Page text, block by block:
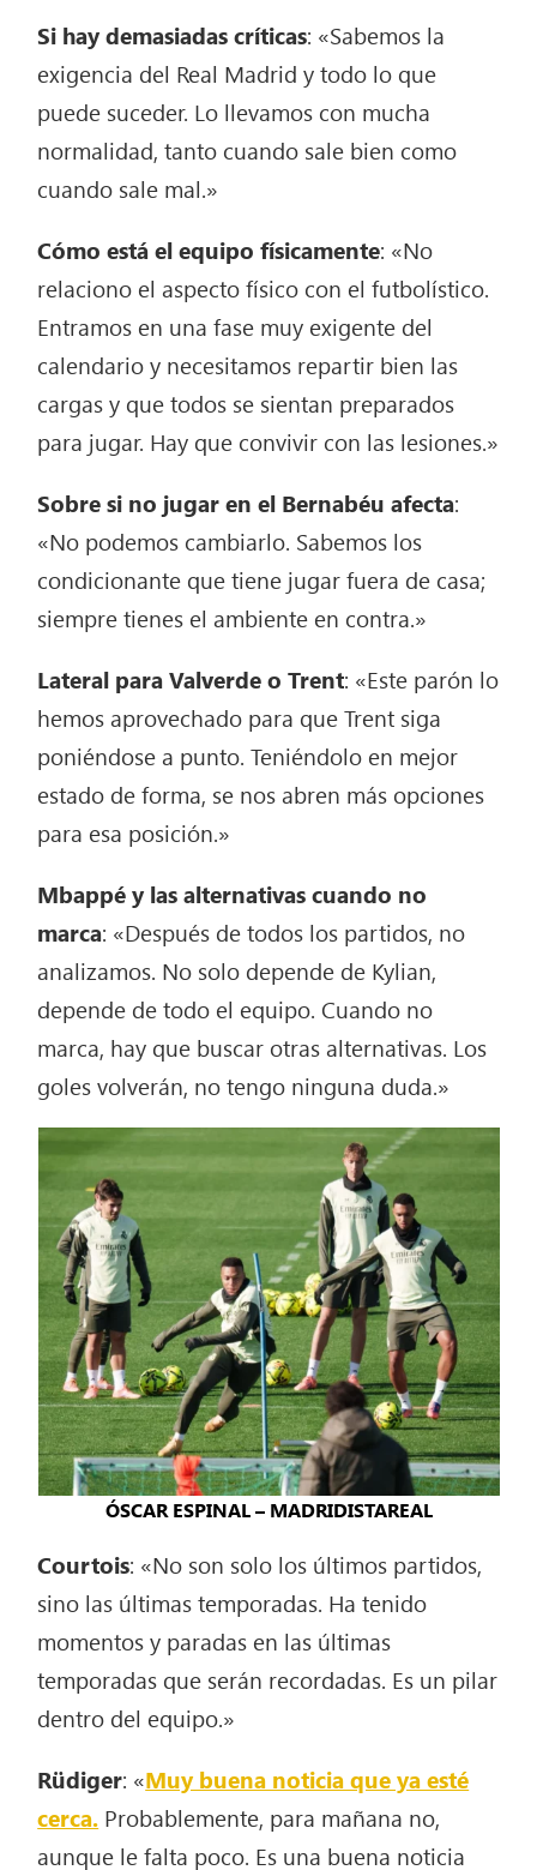
Si hay demasiadas críticas: «Sabemos la
exigencia del Real Madrid y todo lo que
puede suceder. Lo llevamos con mucha
normalidad, tanto cuando sale bien como
cuando sale mal.»
Cómo está el equipo físicamente: «No
relaciono el aspecto físico con el futbolístico.
Entramos en una fase muy exigente del
calendario y necesitamos repartir bien las
cargas y que todos se sientan preparados
para jugar. Hay que convivir con las lesiones.»
Sobre si no jugar en el Bernabéu afecta:
«No podemos cambiarlo. Sabemos los
condicionante que tiene jugar fuera de casa;
siempre tienes el ambiente en contra.»
Lateral para Valverde o Trent: «Este parón lo
hemos aprovechado para que Trent siga
poniéndose a punto. Teniéndolo en mejor
estado de forma, se nos abren más opciones
para esa posición.»
Mbappé y las alternativas cuando no
marca: «Después de todos los partidos, no
analizamos. No solo depende de Kylian,
depende de todo el equipo. Cuando no
marca, hay que buscar otras alternativas. Los
goles volverán, no tengo ninguna duda.»
ÓSCAR ESPINAL – MADRIDISTAREAL
Courtois: «No son solo los últimos partidos,
sino las últimas temporadas. Ha tenido
momentos y paradas en las últimas
temporadas que serán recordadas. Es un pilar
dentro del equipo.»
Rüdiger: «Muy buena noticia que ya esté
cerca. Probablemente, para mañana no,
aunque le falta poco. Es una buena noticia